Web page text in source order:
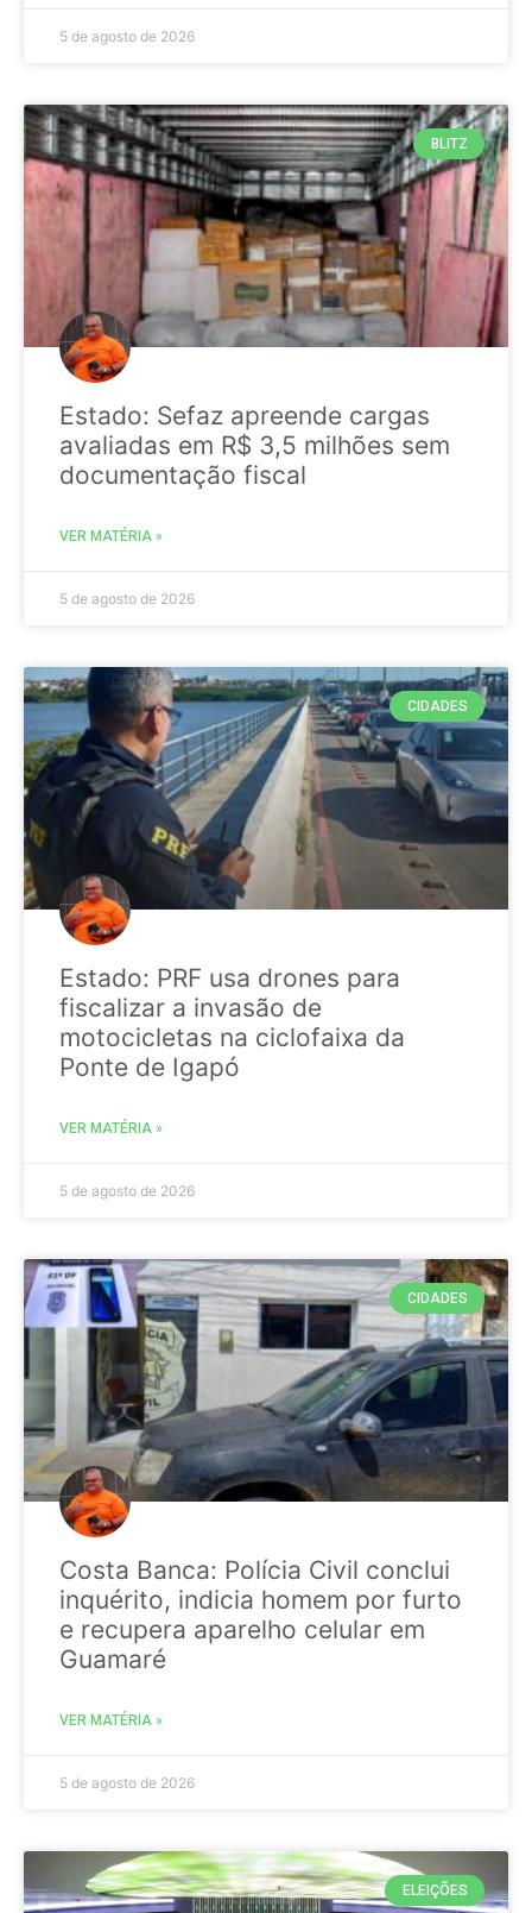
5 de agosto de 2026
BLITZ
Estado: Sefaz apreende cargas
avaliadas em R$ 3,5 milhões sem
documentação fiscal
VER MATÉRIA »
5 de agosto de 2026
CIDADES
Estado: PRF usa drones para
fiscalizar a invasão de
motocicletas na ciclofaixa da
Ponte de Igapó
VER MATÉRIA »
5 de agosto de 2026
CIDADES
Costa Banca: Polícia Civil conclui
inquérito, indicia homem por furto
e recupera aparelho celular em
Guamaré
VER MATÉRIA »
5 de agosto de 2026
ELEIÇÕES